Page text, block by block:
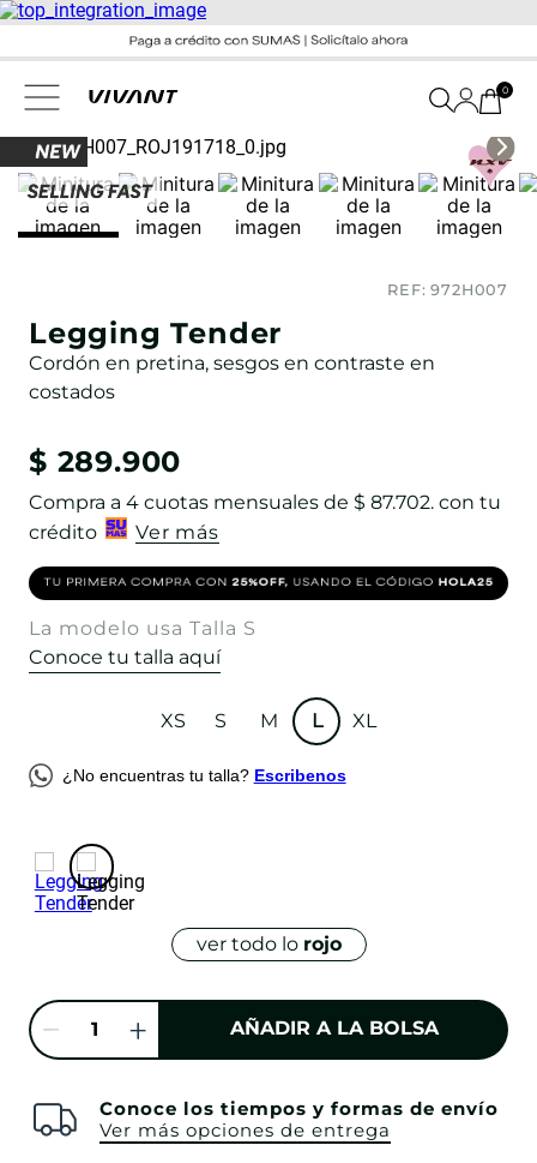
0
REF:972H007
Legging Tender
Cordón en pretina, sesgos en contraste en
costados
$ 289.900
Compra a 4 cuotas mensuales de $ 87.702. con tu
crédito
Ver más
La modelo usa Talla S
Conoce tu talla aquí
XS S M L XL
¿No encuentras tu talla? Escribenos
ver todo lo rojo
AÑADIR A LA BOLSA
Conoce los tiempos y formas de envío
Ver más opciones de entrega